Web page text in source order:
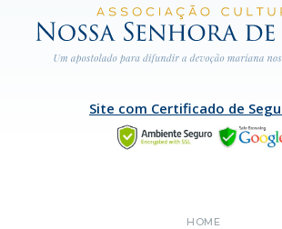
Site com Certificado de
HOME